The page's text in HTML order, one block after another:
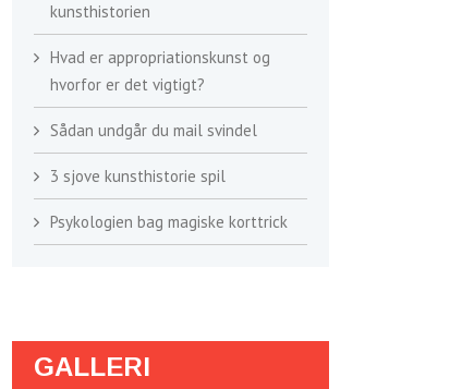
kunsthistorien
Hvad er appropriationskunst og
hvorfor er det vigtigt?
Sådan undgår du mail svindel
3 sjove kunsthistorie spil
Psykologien bag magiske korttrick
GALLERI